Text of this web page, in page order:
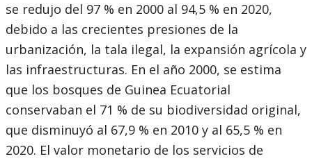
se redujo del 97 % en 2000 al 94,5 % en 2020,
debido a las crecientes presiones de la
urbanización, la tala ilegal, la expansión agrícola y
las infraestructuras. En el año 2000, se estima
que los bosques de Guinea Ecuatorial
conservaban el 71 % de su biodiversidad original,
que disminuyó al 67,9 % en 2010 y al 65,5 % en
2020. El valor monetario de los servicios de